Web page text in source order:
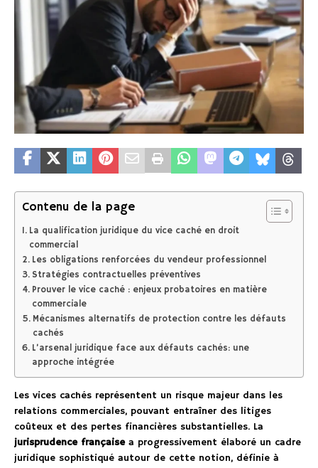
Contenu de la page
La qualification juridique du vice caché en droit
commercial
Les obligations renforcées du vendeur professionnel
Stratégies contractuelles préventives
Prouver le vice caché : enjeux probatoires en matière
commerciale
Mécanismes alternatifs de protection contre les défauts
cachés
L’arsenal juridique face aux défauts cachés: une
approche intégrée
Les vices cachés représentent un risque majeur dans les
relations commerciales, pouvant entraîner des litiges
coûteux et des pertes financières substantielles. La
jurisprudence françaisea progressivement élaboré un cadre
juridique sophistiqué autour de cette notion, définie à